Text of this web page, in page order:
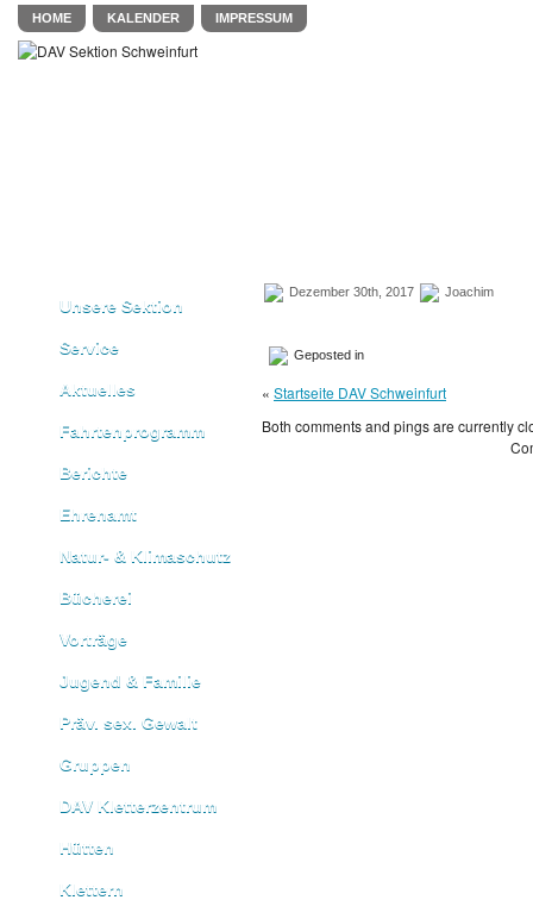
HOME KALENDER IMPRESSUM
Unsere Sektion
Service
Aktuelles
Fahrtenprogramm
Berichte
Ehrenamt
Natur- & Klimaschutz
Bücherei
Vorträge
Jugend & Familie
Präv. sex. Gewalt
Gruppen
DAV Kletterzentrum
Hütten
Klettern
Dezember 30th, 2017 Joachim
Geposted in
« Startseite DAV Schweinfurt
Both comments and pings are currently